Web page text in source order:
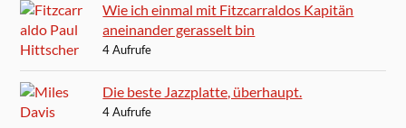
Wie ich einmal mit Fitzcarraldos Kapitän
aneinander gerasselt bin
4 Aufrufe
Die beste Jazzplatte, überhaupt.
4 Aufrufe